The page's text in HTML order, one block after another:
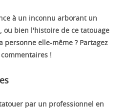
à un inconnu arborant un
ou bien l'histoire de ce tatouage
elle-même ? Partagez
!
par un professionnel en